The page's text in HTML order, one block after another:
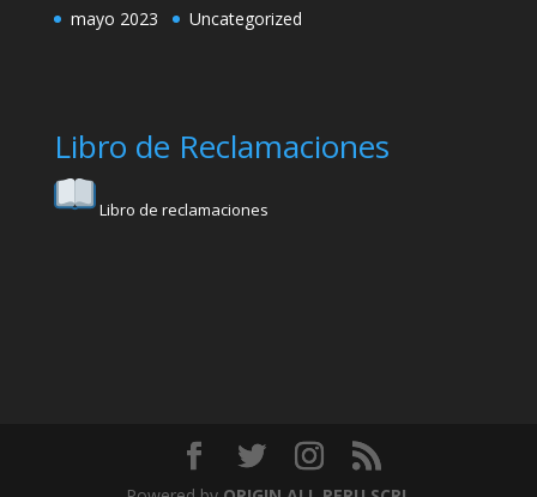
mayo 2023 Uncategorized
Libro de Reclamaciones
Libro de reclamaciones